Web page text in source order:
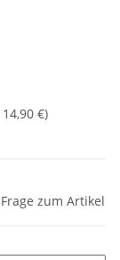
14,90 €)
Frage zum Artikel